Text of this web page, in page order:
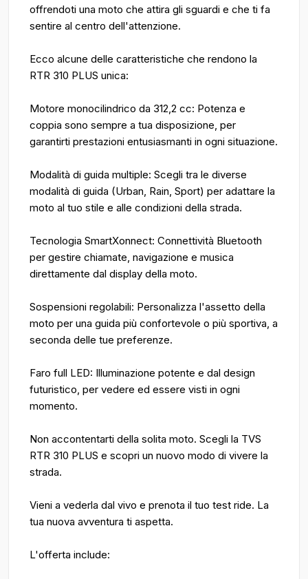
offrendoti una moto che attira gli sguardi e che ti fa
sentire al centro dell'attenzione.
Ecco alcune delle caratteristiche che rendono la
RTR 310 PLUS unica:
Motore monocilindrico da 312,2 cc: Potenza e
coppia sono sempre a tua disposizione, per
garantirti prestazioni entusiasmanti in ogni situazione.
Modalità di guida multiple: Scegli tra le diverse
modalità di guida (Urban, Rain, Sport) per adattare la
moto al tuo stile e alle condizioni della strada.
Tecnologia SmartXonnect: Connettività Bluetooth
per gestire chiamate, navigazione e musica
direttamente dal display della moto.
Sospensioni regolabili: Personalizza l'assetto della
moto per una guida più confortevole o più sportiva, a
seconda delle tue preferenze.
Faro full LED: Illuminazione potente e dal design
futuristico, per vedere ed essere visti in ogni
momento.
Non accontentarti della solita moto. Scegli la TVS
RTR 310 PLUS e scopri un nuovo modo di vivere la
strada.
Vieni a vederla dal vivo e prenota il tuo test ride. La
tua nuova avventura ti aspetta.
L'offerta include: